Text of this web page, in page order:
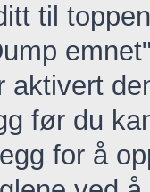
til
aktivert
før du
for å